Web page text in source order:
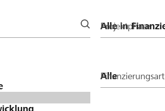
Projektphase
Finanzierungsart